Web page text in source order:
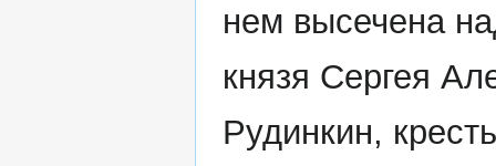
нем высечена
князя Сергея
Рудинкин,